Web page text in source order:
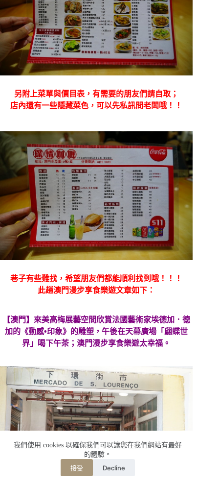
我們使用 cookies 以確保我們可以讓您在我們網站有最好
的體驗。
接受 Decline
另附上菜單與價目表，有需要的朋友們請自取；
店內還有一些隱藏菜色，可以先私訊問老闆哦！！
巷子有些難找，希望朋友們都能順利找到哦！！！
此趟澳門漫步享食樂遊文章如下：
【澳門】來美高梅展藝空間欣賞法國藝術家埃德加．德
加的《動感•印象》的雕塑，午後在天幕廣場「翩蝶世
界」喝下午茶；澳門漫步享食樂遊太幸福。